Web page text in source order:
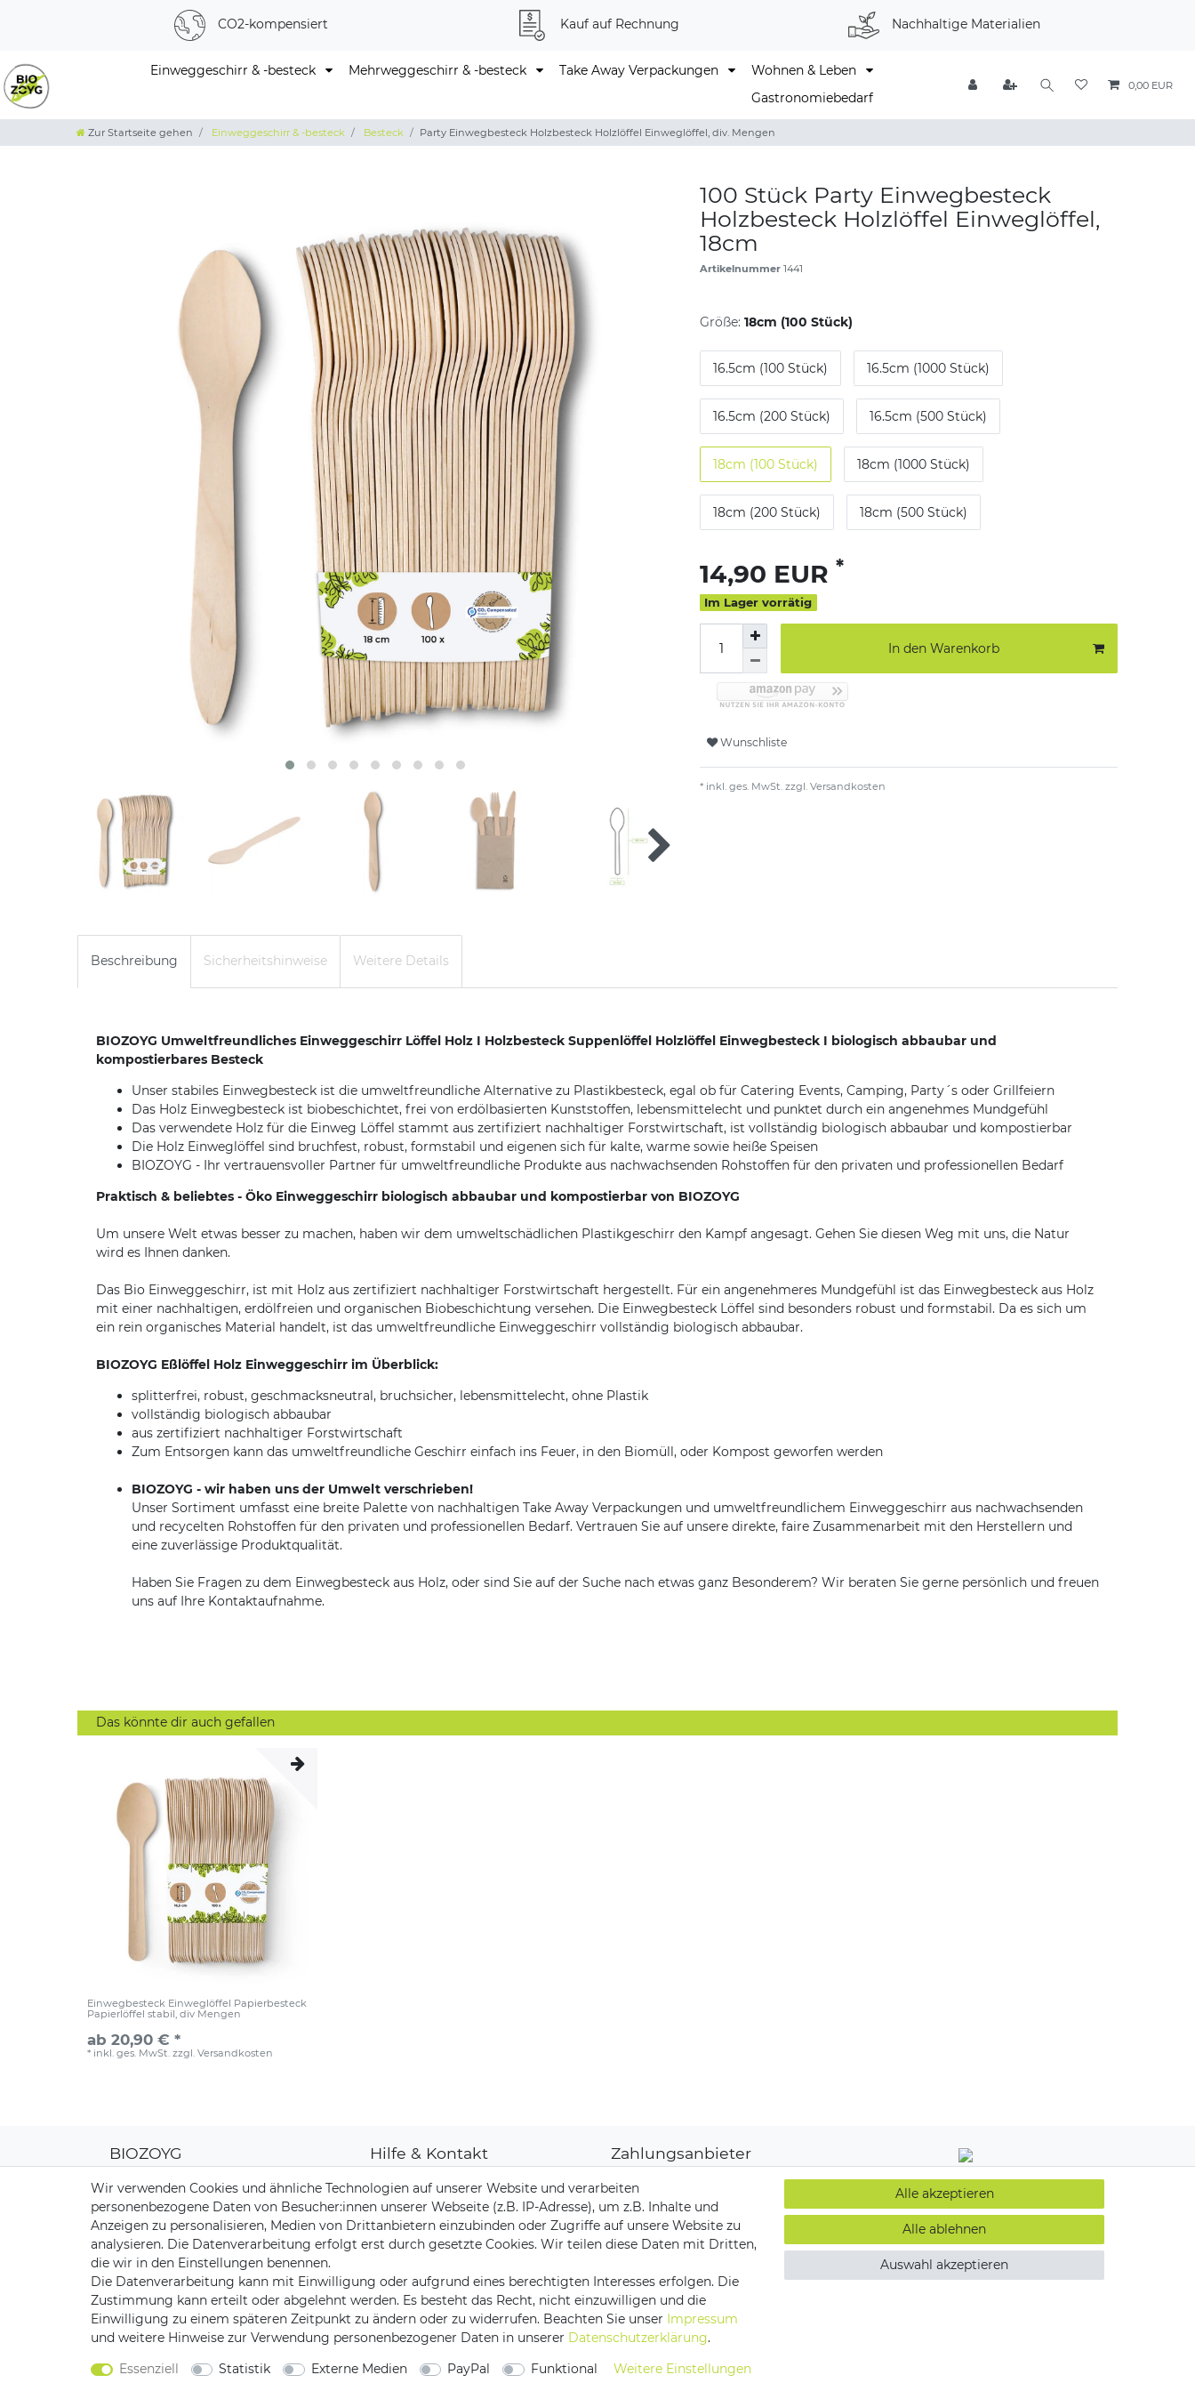
CO2-kompensiert Kauf auf Rechnung Nachhaltige Materialien
Einweggeschirr & -besteck Mehrweggeschirr & -besteck Take Away Verpackungen
Wohnen & Leben
Gastronomiebedarf
0,00 EUR
Zur Startseite gehen Einweggeschirr & -besteck Besteck Party Einwegbesteck Holzbesteck Holzlöffel Einweglöffel, div. Mengen
100 Stück Party Einwegbesteck
Holzbesteck Holzlöffel Einweglöffel,
18cm
Artikelnummer 1441
Größe: 18cm (100 Stück)
16.5cm (100 Stück) 16.5cm (1000 Stück)
16.5cm (200 Stück) 16.5cm (500 Stück)
18cm (100 Stück) 18cm (1000 Stück)
18cm (200 Stück) 18cm (500 Stück)
14,90 EUR *
Im Lager vorrätig
In den Warenkorb
Wunschliste
* inkl. ges. MwSt. zzgl. Versandkosten
Beschreibung Sicherheitshinweise Weitere Details
BIOZOYG Umweltfreundliches Einweggeschirr Löffel Holz I Holzbesteck Suppenlöffel Holzlöffel Einwegbesteck I biologisch abbaubar und
kompostierbares Besteck
Unser stabiles Einwegbesteck ist die umweltfreundliche Alternative zu Plastikbesteck, egal ob für Catering Events, Camping, Party´s oder Grillfeiern
Das Holz Einwegbesteck ist biobeschichtet, frei von erdölbasierten Kunststoffen, lebensmittelecht und punktet durch ein angenehmes Mundgefühl
Das verwendete Holz für die Einweg Löffel stammt aus zertifiziert nachhaltiger Forstwirtschaft, ist vollständig biologisch abbaubar und kompostierbar
Die Holz Einweglöffel sind bruchfest, robust, formstabil und eigenen sich für kalte, warme sowie heiße Speisen
BIOZOYG - Ihr vertrauensvoller Partner für umweltfreundliche Produkte aus nachwachsenden Rohstoffen für den privaten und professionellen Bedarf
Praktisch & beliebtes - Öko Einweggeschirr biologisch abbaubar und kompostierbar von BIOZOYG
Um unsere Welt etwas besser zu machen, haben wir dem umweltschädlichen Plastikgeschirr den Kampf angesagt. Gehen Sie diesen Weg mit uns, die Natur
wird es Ihnen danken.
Das Bio Einweggeschirr, ist mit Holz aus zertifiziert nachhaltiger Forstwirtschaft hergestellt. Für ein angenehmeres Mundgefühl ist das Einwegbesteck aus Holz
mit einer nachhaltigen, erdölfreien und organischen Biobeschichtung versehen. Die Einwegbesteck Löffel sind besonders robust und formstabil. Da es sich um
ein rein organisches Material handelt, ist das umweltfreundliche Einweggeschirr vollständig biologisch abbaubar.
BIOZOYG Eßlöffel Holz Einweggeschirr im Überblick:
splitterfrei, robust, geschmacksneutral, bruchsicher, lebensmittelecht, ohne Plastik
vollständig biologisch abbaubar
aus zertifiziert nachhaltiger Forstwirtschaft
Zum Entsorgen kann das umweltfreundliche Geschirr einfach ins Feuer, in den Biomüll, oder Kompost geworfen werden
BIOZOYG - wir haben uns der Umwelt verschrieben!
Unser Sortiment umfasst eine breite Palette von nachhaltigen Take Away Verpackungen und umweltfreundlichem Einweggeschirr aus nachwachsenden
und recycelten Rohstoffen für den privaten und professionellen Bedarf. Vertrauen Sie auf unsere direkte, faire Zusammenarbeit mit den Herstellern und
eine zuverlässige Produktqualität.
Haben Sie Fragen zu dem Einwegbesteck aus Holz, oder sind Sie auf der Suche nach etwas ganz Besonderem? Wir beraten Sie gerne persönlich und freuen
uns auf Ihre Kontaktaufnahme.
Das könnte dir auch gefallen
Einwegbesteck Einweglöffel Papierbesteck
Papierlöffel stabil, div Mengen
ab 20,90 € *
* inkl. ges. MwSt. zzgl.Versandkosten
BIOZOYG
CO2-Kompensation
Unsere Materialien
Palmblatt Produktion
Hilfe & Kontakt
Zahlungsarten
Versand & Lieferung
Rücksendungen
Kontakt zu uns
Zahlungsanbieter
Versandpartner
Impressum Daten­schutz­erklärung AGB Barrierefreiheitserklärung
Wir verwenden Cookies und ähnliche Technologien auf unserer Website und verarbeiten
personenbezogene Daten von Besucher:innen unserer Webseite (z.B. IP-Adresse), um z.B. Inhalte und
Anzeigen zu personalisieren, Medien von Drittanbietern einzubinden oder Zugriffe auf unsere Website zu
analysieren. Die Datenverarbeitung erfolgt erst durch gesetzte Cookies. Wir teilen diese Daten mit Dritten,
die wir in den Einstellungen benennen.
Die Datenverarbeitung kann mit Einwilligung oder aufgrund eines berechtigten Interesses erfolgen. Die
Zustimmung kann erteilt oder abgelehnt werden. Es besteht das Recht, nicht einzuwilligen und die
Einwilligung zu einem späteren Zeitpunkt zu ändern oder zu widerrufen. Beachten Sie unser Impressum
und weitere Hinweise zur Verwendung personenbezogener Daten in unserer Daten­schutz­erklärung.
Essenziell
Statistik Externe Medien PayPal Funktional Weitere Einstellungen
Alle akzeptieren
Alle ablehnen
Auswahl akzeptieren